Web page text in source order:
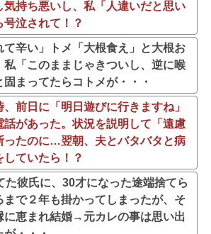
気持ち悪いし、私「人違いだと思い
号泣されて！？
て辛い」トメ「大根食え」と大根お
私「このままじゃきついし、逆に喉
まってたらコトメが・・・
前日に「明日遊びに行きますね」
話があった。状況を説明して「遠慮
ったのに…翌朝、夫とバタバタと病
していたら！？
た彼氏に、30才になった途端捨てら
まで２年も掛かってしまったが、そ
に恵まれ結婚→元カレの事は思い出